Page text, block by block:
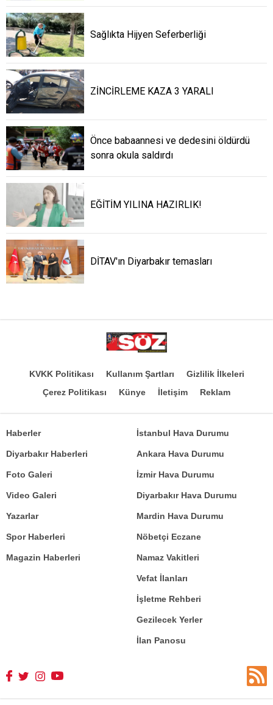
Sağlıkta Hijyen Seferberliği
ZİNCİRLEME KAZA 3 YARALI
Önce babaannesi ve dedesini öldürdü
sonra okula saldırdı
EĞİTİM YILINA HAZIRLIK!
DİTAV'ın Diyarbakır temasları
KVKK Politikası Kullanım Şartları
Gizlilik İlkeleri
Çerez Politikası
Künye İletişim Reklam
Haberler
Diyarbakır Haberleri
Foto Galeri
Video Galeri
Yazarlar
İstanbul Hava Durumu
Ankara Hava Durumu
İzmir Hava Durumu
Diyarbakır Hava Durumu
Mardin Hava Durumu
Spor Haberleri
Magazin Haberleri
Nöbetçi Eczane
Namaz Vakitleri
Vefat İlanları
İşletme Rehberi
Gezilecek Yerler
İlan Panosu